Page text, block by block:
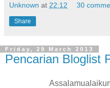
Unknown at 22:12 30
Share
Friday, 29 March 2013
Pencarian Bloglist
Assalamualaikum &